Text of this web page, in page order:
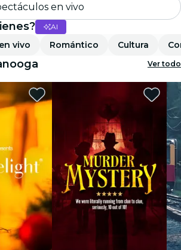
en vivo
y ciudades
Paulo
por la ciudad
AI
vivo Romántico Cultura
Ver todo